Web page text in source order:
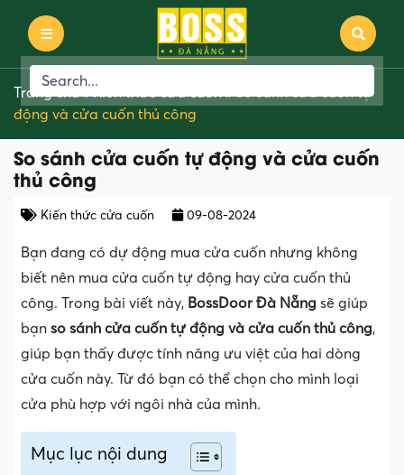
Trang chủ
So sánh cửa cuốn tự
động và cửa cuốn thủ công
So sánh cửa cuốn tự động và cửa cuốn
thủ công
Kiến thức cửa cuốn 09-08-2024
Bạn đang có dự động mua cửa cuốn nhưng không
biết nên mua cửa cuốn tự động hay cửa cuốn thủ
công. Trong bài viết này, BossDoor Đà Nẵng sẽ giúp
bạn so sánh cửa cuốn tự động và cửa cuốn thủ công,
giúp bạn thấy được tính năng ưu việt của hai dòng
cửa cuốn này. Từ đó bạn có thể chọn cho mình loại
cửa phù hợp với ngôi nhà của mình.
Mục lục nội dung